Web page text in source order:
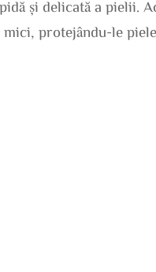
și delicată a pielii.
protejându-le